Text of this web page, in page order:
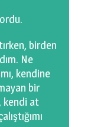
birden
Ne
kendine
bir
kendi at